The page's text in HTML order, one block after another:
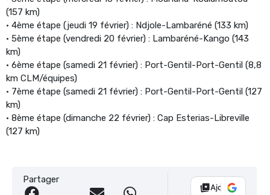
(157 km)
• 4ème étape (jeudi 19 février) : Ndjole-Lambaréné (133 km)
• 5ème étape (vendredi 20 février) : Lambaréné-Kango (143
km)
• 6ème étape (samedi 21 février) : Port-Gentil-Port-Gentil (8,8
km CLM/équipes)
• 7ème étape (samedi 21 février) : Port-Gentil-Port-Gentil (127
km)
• 8ème étape (dimanche 22 février) : Cap Esterias-Libreville
(127 km)
Partager
Ajouter Vélo